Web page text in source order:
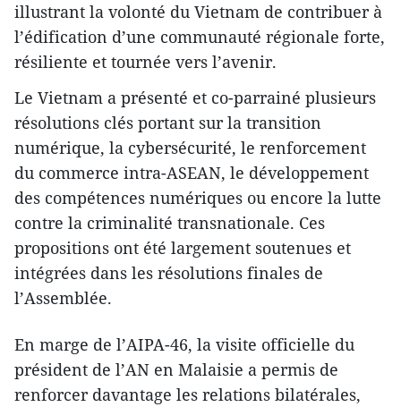
illustrant la volonté du Vietnam de contribuer à
l’édification d’une communauté régionale forte,
résiliente et tournée vers l’avenir.
Le Vietnam a présenté et co-parrainé plusieurs
résolutions clés portant sur la transition
numérique, la cybersécurité, le renforcement
du commerce intra-ASEAN, le développement
des compétences numériques ou encore la lutte
contre la criminalité transnationale. Ces
propositions ont été largement soutenues et
intégrées dans les résolutions finales de
l’Assemblée.
En marge de l’AIPA-46, la visite officielle du
président de l’AN en Malaisie a permis de
renforcer davantage les relations bilatérales,